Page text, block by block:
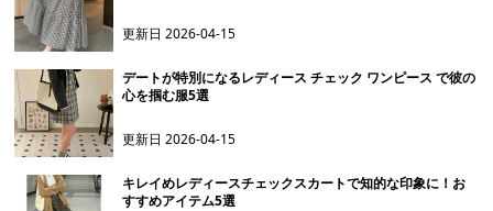
更新日2026-04-15
デートが特別になるレディース チェック ワンピース で彼の
心を掴む服5選
更新日2026-04-15
キレイめレディースチェックスカートで知的な印象に！お
すすめアイテム5選